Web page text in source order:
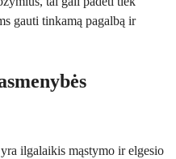
gauti tinkamą pagalbą ir
ilgalaikis mąstymo ir elgesio